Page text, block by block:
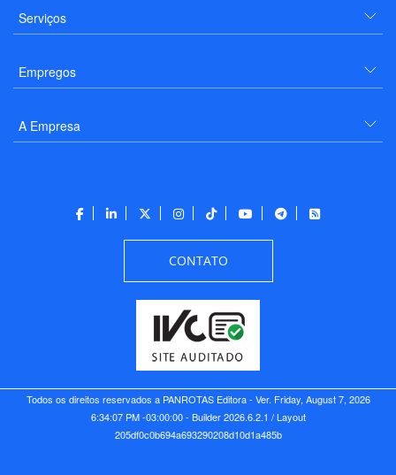
Serviços
Empregos
A Empresa
CONTATO
Todos os direitos reservados a PANROTAS Editora - Ver. Friday, August 7, 2026
6:34:07 PM -03:00:00 - Builder 2026.6.2.1 / Layout
205df0c0b694a693290208d10d1a485b